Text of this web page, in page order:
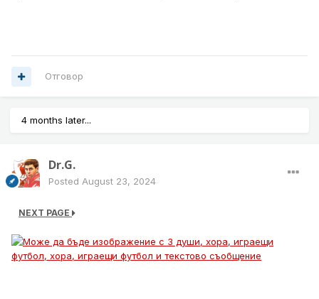
Отговор
4 months later...
Dr.G.
Posted August 23, 2024
NEXT PAGE